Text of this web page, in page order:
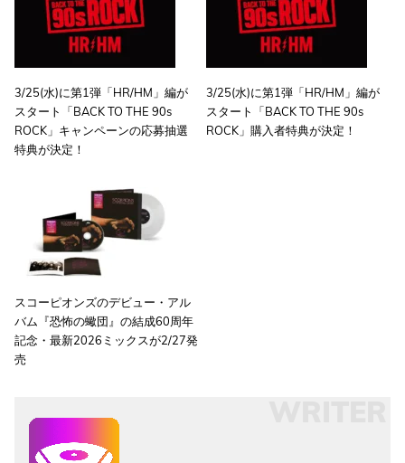
3/25(水)に第1弾「HR/HM」編が
スタート「BACK TO THE 90s
ROCK」キャンペーンの応募抽選
特典が決定！
3/25(水)に第1弾「HR/HM」編が
スタート「BACK TO THE 90s
ROCK」購入者特典が決定！
スコーピオンズのデビュー・アル
バム『恐怖の蠍団』の結成60周年
記念・最新2026ミックスが2/27発
売